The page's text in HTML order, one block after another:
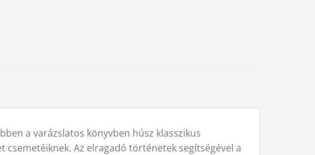
a varázslatos könyvben húsz klasszikus
Az elragadó történetek segítségével a